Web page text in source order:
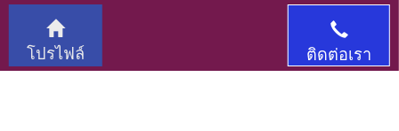
โปรไฟล์ ติดต่อเรา